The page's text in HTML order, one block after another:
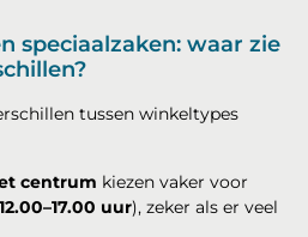
speciaalzaken: waar zie
tussen winkeltypes
centrum kiezen vaker voor
12.00–17.00 uur), zeker als er veel